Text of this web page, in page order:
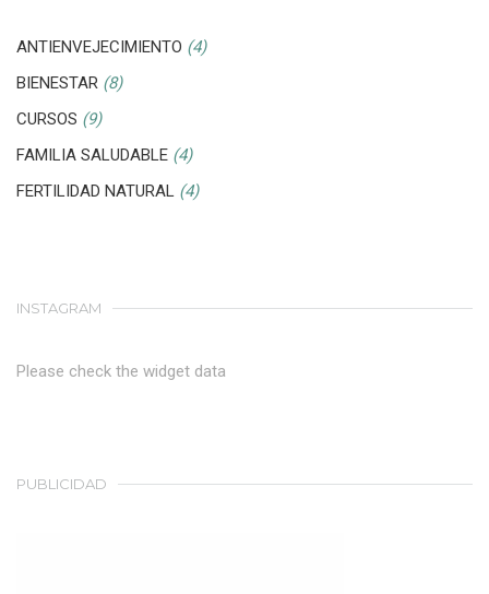
ANTIENVEJECIMIENTO (4)
BIENESTAR (8)
CURSOS (9)
FAMILIA SALUDABLE (4)
FERTILIDAD NATURAL (4)
INSTAGRAM
Please check the widget data
PUBLICIDAD